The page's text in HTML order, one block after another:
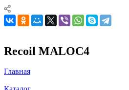
Recoil MALOC4
Главная
—